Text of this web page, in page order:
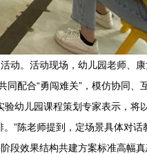
动。活动现场，幼儿园老师、
配合“勇闯难关”，模仿协同
幼儿园课程策划专家表示，
”陈老师提到，定场景具体对
效果结构共建方案标准高幅